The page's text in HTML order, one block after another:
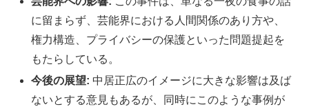
に留まらず、芸能界における人間関係のあり方や、
権力構造、プライバシーの保護といった問題提起を
もたらしている。
今後の展望: 中居正広のイメージに大きな影響は及ば
ないとする意見もあるが、同時にこのような事例が